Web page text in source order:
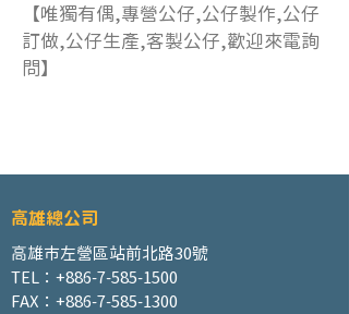
【唯獨有偶,專營公仔,公仔製作,公仔
訂做,公仔生產,客製公仔,歡迎來電詢
問】
高雄總公司
高雄市左營區站前北路30號
TEL：+886-7-585-1500
FAX：+886-7-585-1300